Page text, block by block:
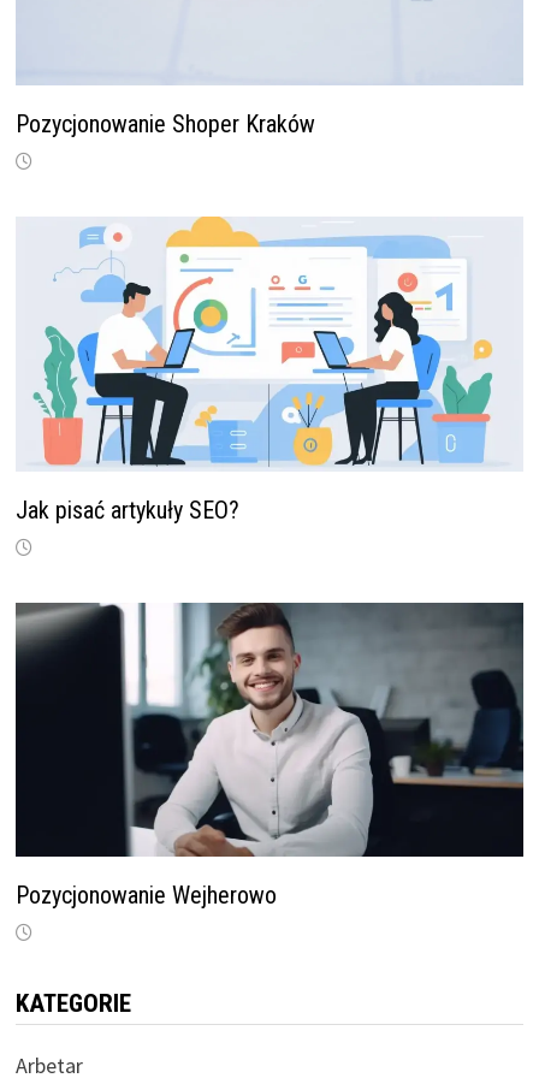
Pozycjonowanie Shoper Kraków
Jak pisać artykuły SEO?
Pozycjonowanie Wejherowo
KATEGORIE
Arbetar